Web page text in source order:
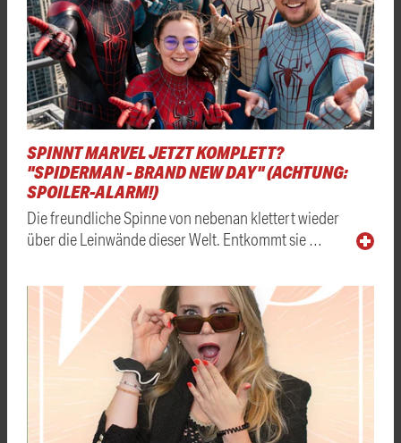
SPINNT MARVEL JETZT KOMPLETT?
"SPIDERMAN - BRAND NEW DAY" (ACHTUNG:
SPOILER-ALARM!)
Die freundliche Spinne von nebenan klettert wieder
über die Leinwände dieser Welt. Entkommt sie …